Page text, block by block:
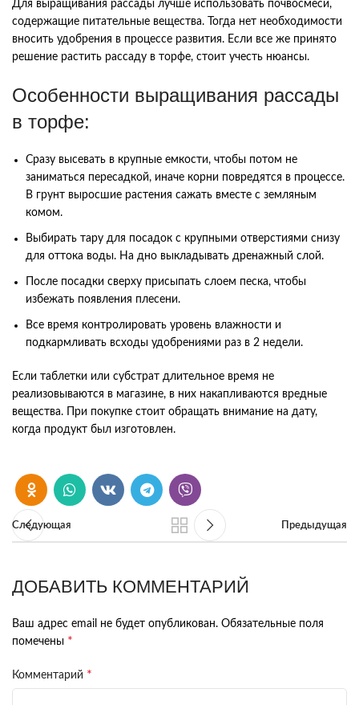
Для выращивания рассады лучше использовать почвосмеси,
содержащие питательные вещества. Тогда нет необходимости
вносить удобрения в процессе развития. Если все же принято
решение растить рассаду в торфе, стоит учесть нюансы.
Особенности выращивания рассады
в торфе:
Сразу высевать в крупные емкости, чтобы потом не
заниматься пересадкой, иначе корни повредятся в процессе.
В грунт выросшие растения сажать вместе с земляным
комом.
Выбирать тару для посадок с крупными отверстиями снизу
для оттока воды. На дно выкладывать дренажный слой.
После посадки сверху присыпать слоем песка, чтобы
избежать появления плесени.
Все время контролировать уровень влажности и
подкармливать всходы удобрениями раз в 2 недели.
Если таблетки или субстрат длительное время не
реализовываются в магазине, в них накапливаются вредные
вещества. При покупке стоит обращать внимание на дату,
когда продукт был изготовлен.
Следующая Предыдущая
ДОБАВИТЬ КОММЕНТАРИЙ
Ваш адрес email не будет опубликован. Обязательные поля
помечены *
Комментарий *